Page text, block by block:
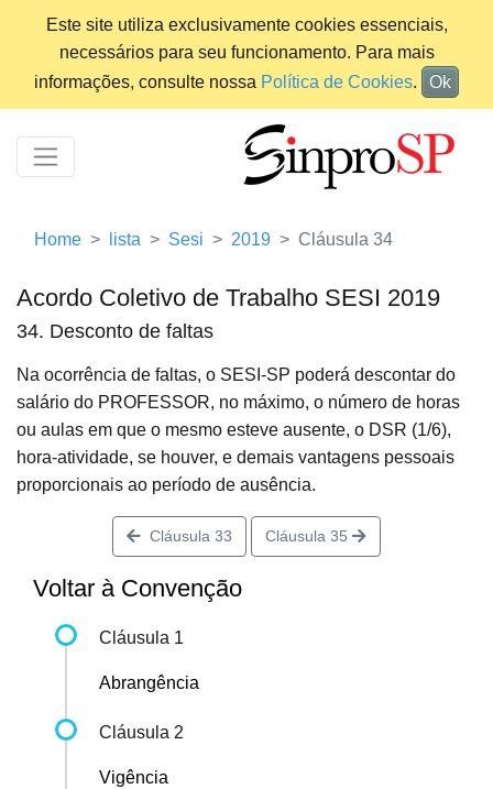
Este site utiliza exclusivamente cookies essenciais,
necessários para seu funcionamento. Para mais
informações, consulte nossa Política de Cookies. Ok
Home lista Sesi 2019 Cláusula 34
Acordo Coletivo de Trabalho SESI 2019
34. Desconto de faltas
Na ocorrência de faltas, o SESI-SP poderá descontar do
salário do PROFESSOR, no máximo, o número de horas
ou aulas em que o mesmo esteve ausente, o DSR (1/6),
hora-atividade, se houver, e demais vantagens pessoais
proporcionais ao período de ausência.
Cláusula 33 Cláusula 35
Voltar à Convenção
Cláusula 1
Abrangência
Cláusula 2
Vigência